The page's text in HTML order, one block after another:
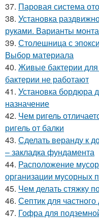
37. Паровая система
38. Установка
руками. Варианты
39. Столешница с
Выбор материала
40. Живые бактерии
бактерии не работают
41. Установка бордюра
назначение
42. Чем ригель
ригель от балки
43. Сделать веранду к
– закладка фундамента
44. Расположение
организации мусорных
45. Чем делать стяжку
46. Септик для
47. Гофра для